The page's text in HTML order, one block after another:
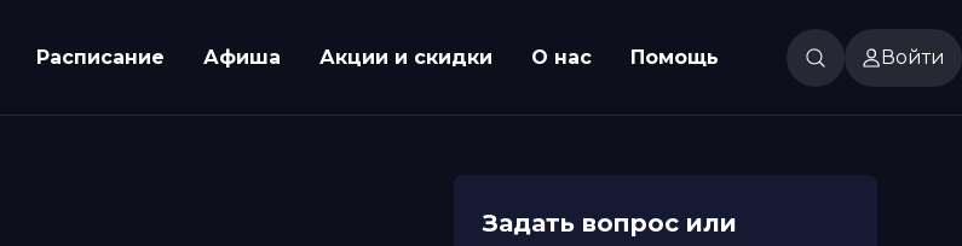
Расписание Афиша Акции и скидки О нас Помощь Войти
Задать вопрос или